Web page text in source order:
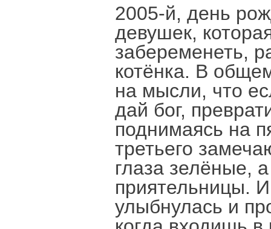
2005-й, день
девушек,
забеременеть,
котёнка. В
на мысли, что
дай бог,
поднимаясь на
третьего
глаза зелёные,
приятельницы.
улыбнулась и